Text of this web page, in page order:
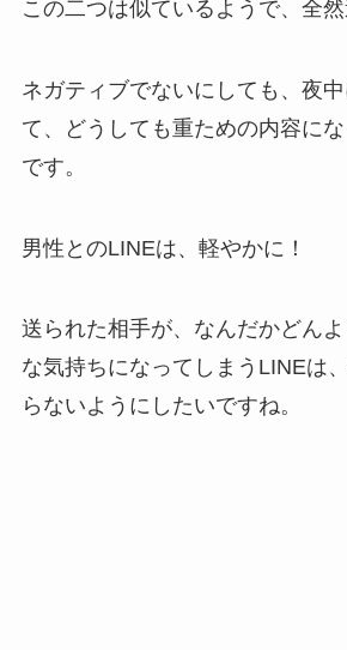
この二つは似ているようで、全然
ネガティブでないにしても、夜
て、どうしても重ための内容に
です。
男性とのLINEは、軽やかに！
送られた相手が、なんだかどん
な気持ちになってしまうLINEは
らないようにしたいですね。